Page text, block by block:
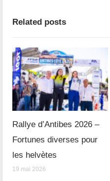
Related posts
Rallye d’Antibes 2026 –
Fortunes diverses pour
les helvètes
19 mai 2026